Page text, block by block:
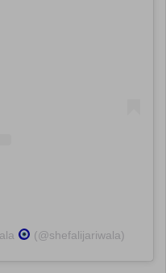
(@shefalijariwala)